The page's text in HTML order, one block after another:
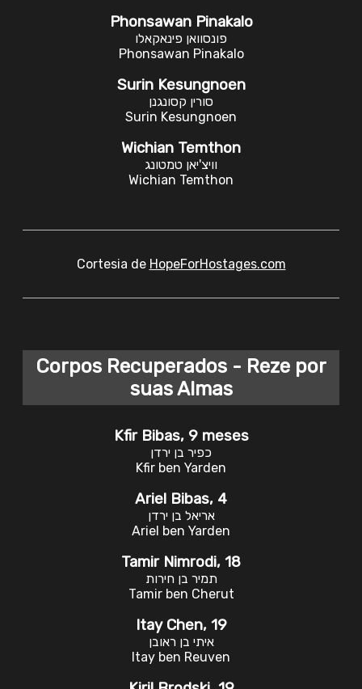
Phonsawan Pinakalo
פונסוואן פינאקאלו
Phonsawan Pinakalo
Surin Kesungnoen
סורין קסונגנן
Surin Kesungnoen
Wichian Temthon
וויצ'יאן טמטונג
Wichian Temthon
Cortesia de HopeForHostages.com
Corpos Recuperados - Reze por
suas Almas
Kfir Bibas, 9 meses
כפיר בן ירדן
Kfir ben Yarden
Ariel Bibas, 4
אריאל בן ירדן
Ariel ben Yarden
Tamir Nimrodi, 18
תמיר בן חירות
Tamir ben Cherut
Itay Chen, 19
איתי בן ראובן
Itay ben Reuven